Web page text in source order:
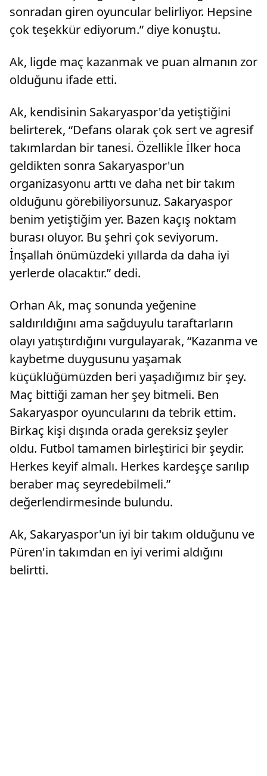
sonradan giren oyuncular belirliyor. Hepsine
çok teşekkür ediyorum.” diye konuştu.
Ak, ligde maç kazanmak ve puan almanın zor
olduğunu ifade etti.
Ak, kendisinin Sakaryaspor'da yetiştiğini
belirterek, “Defans olarak çok sert ve agresif
takımlardan bir tanesi. Özellikle İlker hoca
geldikten sonra Sakaryaspor'un
organizasyonu arttı ve daha net bir takım
olduğunu görebiliyorsunuz. Sakaryaspor
benim yetiştiğim yer. Bazen kaçış noktam
burası oluyor. Bu şehri çok seviyorum.
İnşallah önümüzdeki yıllarda da daha iyi
yerlerde olacaktır.” dedi.
Orhan Ak, maç sonunda yeğenine
saldırıldığını ama sağduyulu taraftarların
olayı yatıştırdığını vurgulayarak, “Kazanma ve
kaybetme duygusunu yaşamak
küçüklüğümüzden beri yaşadığımız bir şey.
Maç bittiği zaman her şey bitmeli. Ben
Sakaryaspor oyuncularını da tebrik ettim.
Birkaç kişi dışında orada gereksiz şeyler
oldu. Futbol tamamen birleştirici bir şeydir.
Herkes keyif almalı. Herkes kardeşçe sarılıp
beraber maç seyredebilmeli.”
değerlendirmesinde bulundu.
Ak, Sakaryaspor'un iyi bir takım olduğunu ve
Püren'in takımdan en iyi verimi aldığını
belirtti.